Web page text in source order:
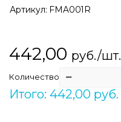
Артикул: FMA001R
442,00 руб./шт.
Количество
Итого: 442,00 руб.